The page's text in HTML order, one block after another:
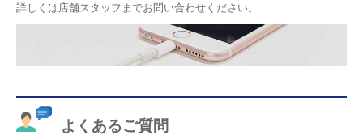
詳しくは店舗スタッフまでお問い合わせください。
よくあるご質問